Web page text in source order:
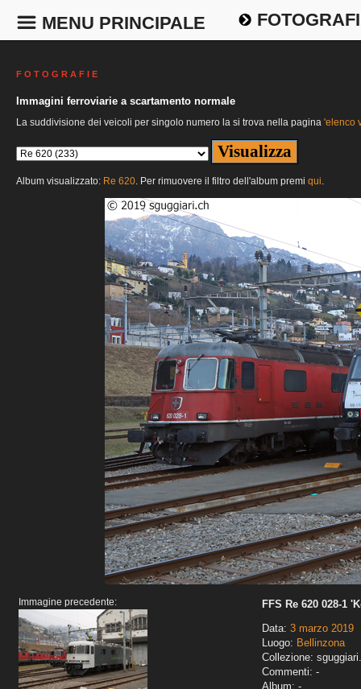
MENU PRINCIPALE
F O T O G R A F I E
Immagini ferroviarie a scartamento normale
La suddivisione dei veicoli per singolo numero la si trova nella pagina 'elenco
Album visualizzato: Re 620. Per rimuovere il filtro dell'album premi qui.
Immagine precedente:
FFS Re 620 028-1
Data: 3 marzo 2019
Luogo: Bellinzona
Collezione:
Commenti: -
Album: -